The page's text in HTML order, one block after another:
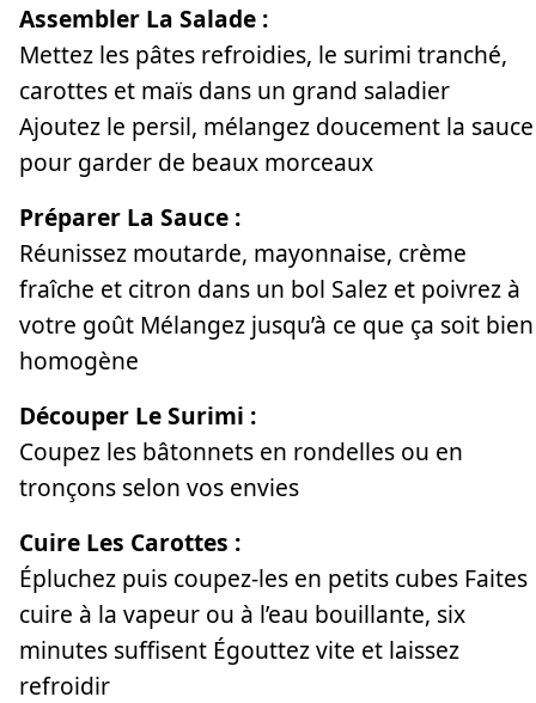
Assembler La Salade :
Mettez les pâtes refroidies, le surimi tranché,
carottes et maïs dans un grand saladier
Ajoutez le persil, mélangez doucement la sauce
pour garder de beaux morceaux
Préparer La Sauce :
Réunissez moutarde, mayonnaise, crème
fraîche et citron dans un bol Salez et poivrez à
votre goût Mélangez jusqu’à ce que ça soit bien
homogène
Découper Le Surimi :
Coupez les bâtonnets en rondelles ou en
tronçons selon vos envies
Cuire Les Carottes :
Épluchez puis coupez-les en petits cubes Faites
cuire à la vapeur ou à l’eau bouillante, six
minutes suffisent Égouttez vite et laissez
refroidir